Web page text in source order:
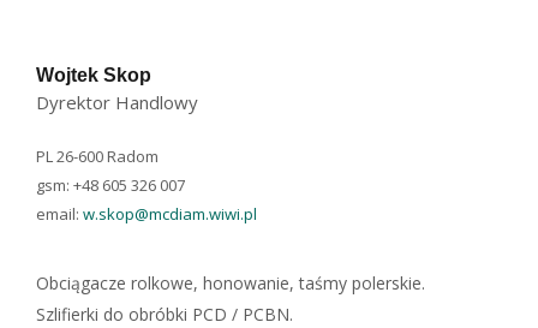
Wojtek Skop
Dyrektor Handlowy
PL 26-600 Radom
gsm: +48 605 326 007
email: w.skop@mcdiam.wiwi.pl
Obciągacze rolkowe, honowanie, taśmy polerskie.
Szlifierki do obróbki PCD / PCBN.